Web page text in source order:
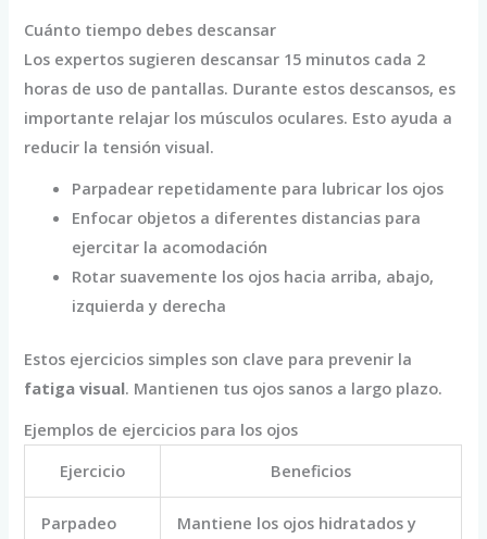
Cuánto tiempo debes descansar
Los expertos sugieren descansar 15 minutos cada 2
horas de uso de pantallas. Durante estos descansos, es
importante relajar los músculos oculares. Esto ayuda a
reducir la tensión visual.
Parpadear repetidamente para lubricar los ojos
Enfocar objetos a diferentes distancias para
ejercitar la acomodación
Rotar suavemente los ojos hacia arriba, abajo,
izquierda y derecha
Estos ejercicios simples son clave para prevenir la
fatiga visual. Mantienen tus ojos sanos a largo plazo.
Ejemplos de ejercicios para los ojos
Ejercicio
Beneficios
Parpadeo
Mantiene los ojos hidratados y